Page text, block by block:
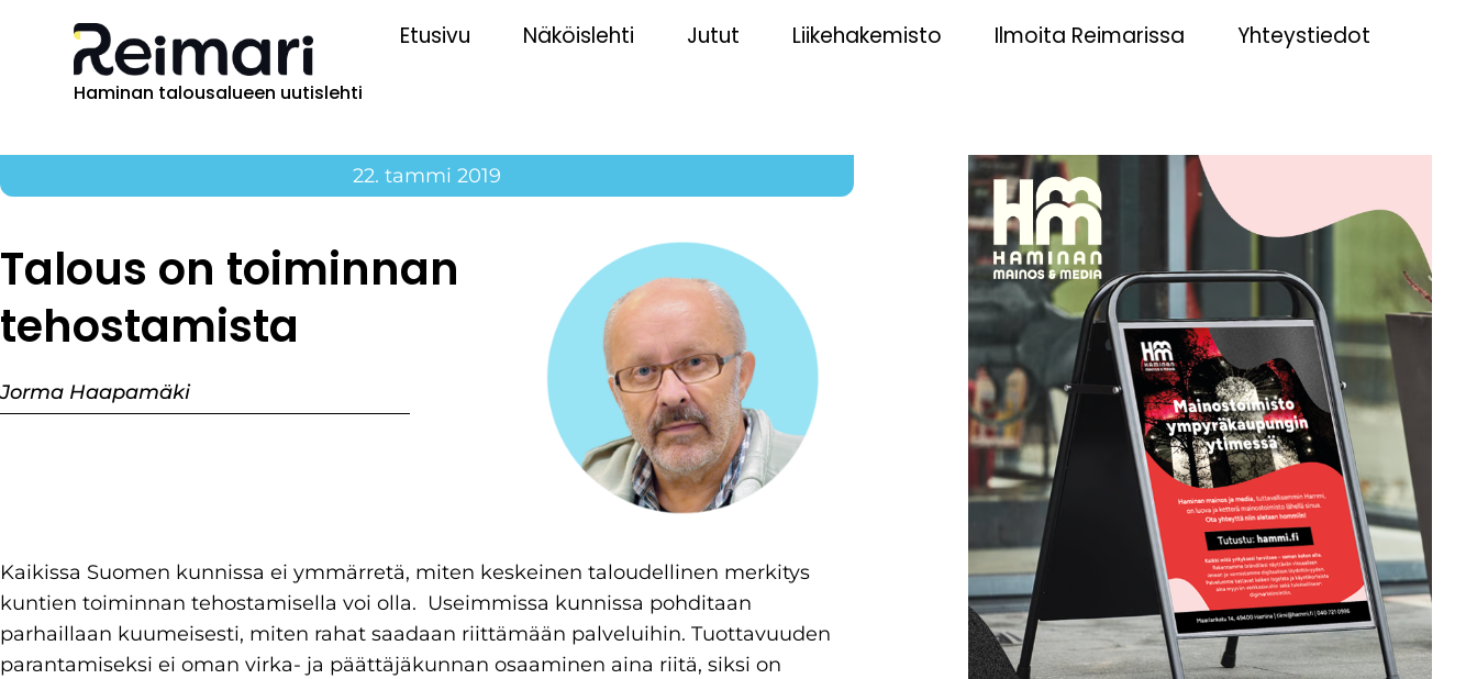
Haminan talousalueen uutislehti
Etusivu Näköislehti Jutut Liikehakemisto Ilmoita Reimarissa Yhteystiedot
22. tammi 2019
Talous on toiminnan
tehostamista
Jorma Haapamäki
Kaikissa Suomen kunnissa ei ymmärretä, miten keskeinen taloudellinen merkitys
kuntien toiminnan tehostamisella voi olla. Useimmissa kunnissa pohditaan
parhaillaan kuumeisesti, miten rahat saadaan riittämään palveluihin. Tuottavuuden
parantamiseksi ei oman virka- ja päättäjäkunnan osaaminen aina riitä, siksi on